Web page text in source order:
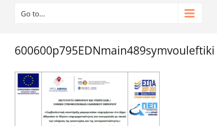
Go to...
600600p795EDNmain489symvouleftiki